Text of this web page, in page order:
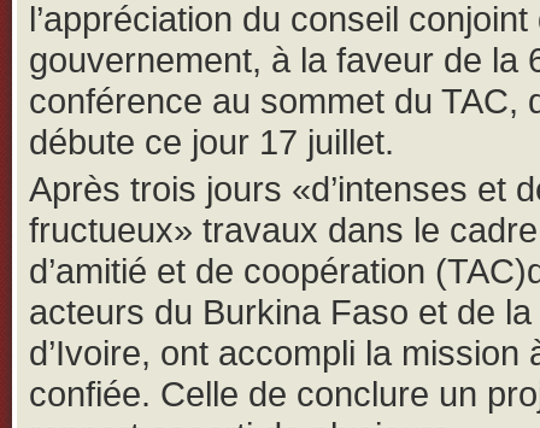
l’appréciation du conseil conjoint
gouvernement, à la faveur de la
conférence au sommet du TAC,
débute ce jour 17 juillet.
Après trois jours «d’intenses et
fructueux» travaux dans le
d’amitié et de coopération
acteurs du Burkina Faso et de
d’Ivoire, ont accompli la mission
confiée. Celle de conclure un